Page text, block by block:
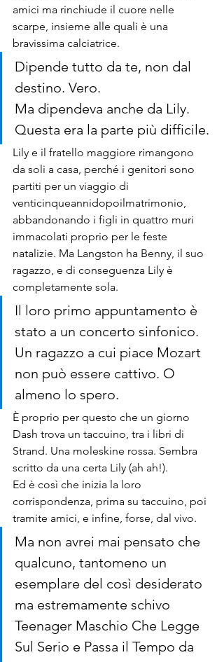
amici ma rinchiude il cuore nelle
scarpe, insieme alle quali è una
bravissima calciatrice.
Dipende tutto da te, non dal
destino. Vero.
Ma dipendeva anche da Lily.
Questa era la parte più difficile.
Lily e il fratello maggiore rimangono
da soli a casa, perché i genitori sono
partiti per un viaggio di
venticinqueannidopoilmatrimonio,
abbandonando i figli in quattro muri
immacolati proprio per le feste
natalizie. Ma Langston ha Benny, il suo
ragazzo, e di conseguenza Lily è
completamente sola.
Il loro primo appuntamento è
stato a un concerto sinfonico.
Un ragazzo a cui piace Mozart
non può essere cattivo. O
almeno lo spero.
È proprio per questo che un giorno
Dash trova un taccuino, tra i libri di
Strand. Una moleskine rossa. Sembra
scritto da una certa Lily (ah ah!).
Ed è così che inizia la loro
corrispondenza, prima su taccuino, poi
tramite amici, e infine, forse, dal vivo.
Ma non avrei mai pensato che
qualcuno, tantomeno un
esemplare del così desiderato
ma estremamente schivo
Teenager Maschio Che Legge
Sul Serio e Passa il Tempo da